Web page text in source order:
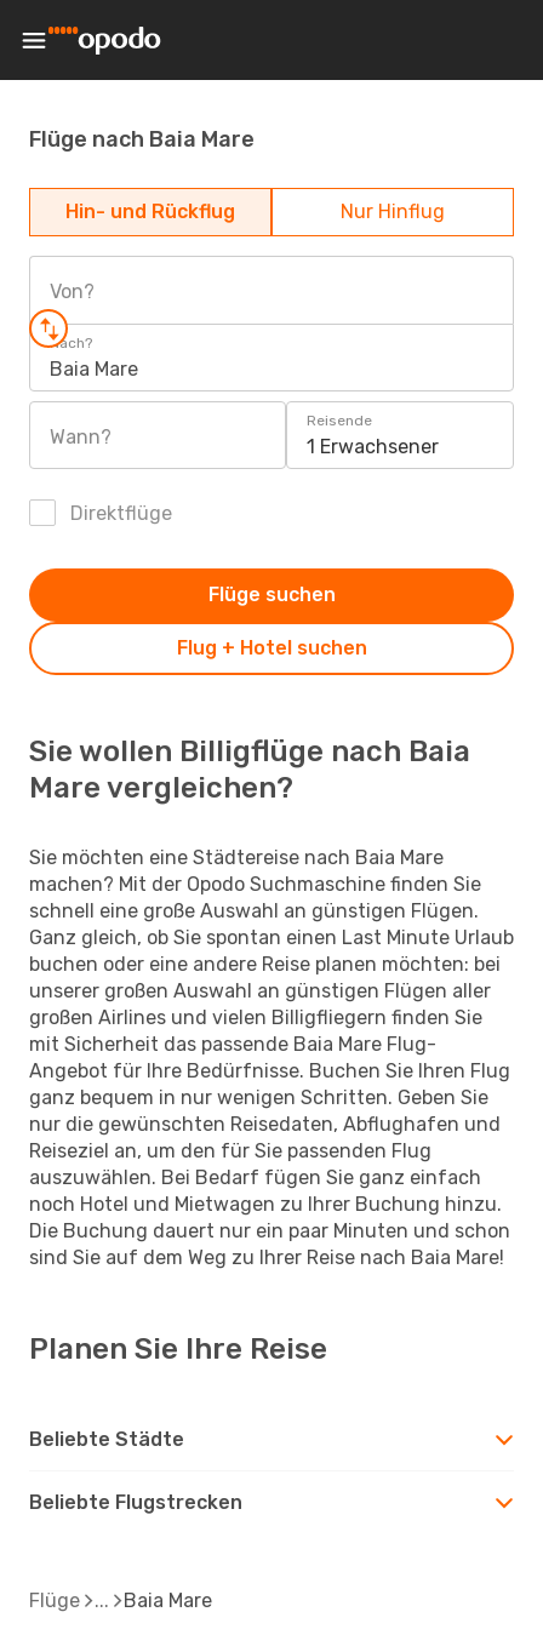
Flüge nach Baia Mare
Hin- und Rückflug Nur Hinflug
Von?
Nach?
Baia Mare
Wann?
Reisende
1 Erwachsener
Direktflüge
Flug + Hotel suchen
Flüge suchen
Sie wollen Billigflüge nach Baia
Mare vergleichen?
Sie möchten eine Städtereise nach Baia Mare
machen? Mit der Opodo Suchmaschine finden Sie
schnell eine große Auswahl an günstigen Flügen.
Ganz gleich, ob Sie spontan einen Last Minute Urlaub
buchen oder eine andere Reise planen möchten: bei
unserer großen Auswahl an günstigen Flügen aller
großen Airlines und vielen Billigfliegern finden Sie
mit Sicherheit das passende Baia Mare Flug-
Angebot für Ihre Bedürfnisse. Buchen Sie Ihren Flug
ganz bequem in nur wenigen Schritten. Geben Sie
nur die gewünschten Reisedaten, Abflughafen und
Reiseziel an, um den für Sie passenden Flug
auszuwählen. Bei Bedarf fügen Sie ganz einfach
noch Hotel und Mietwagen zu Ihrer Buchung hinzu.
Die Buchung dauert nur ein paar Minuten und schon
sind Sie auf dem Weg zu Ihrer Reise nach Baia Mare!
Planen Sie Ihre Reise
Beliebte Städte
Beliebte Flugstrecken
Flüge Baia Mare